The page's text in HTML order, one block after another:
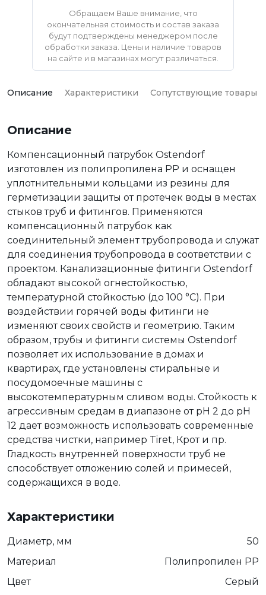
Обращаем Ваше внимание, что
окончательная стоимость и состав заказа
будут подтверждены менеджером после
обработки заказа. Цены и наличие товаров
на сайте и в магазинах могут различаться.
Описание Характеристики Сопутствующие товары
Описание
Компенсационный патрубок Ostendorf
изготовлен из полипропилена PP и оснащен
уплотнительными кольцами из резины для
герметизации защиты от протечек воды в местах
стыков труб и фитингов. Применяются
компенсационный патрубок как
соединительный элемент трубопровода и служат
для соединения трубопровода в соответствии с
проектом. Канализационные фитинги Ostendorf
обладают высокой огнестойкостью,
температурной стойкостью (до 100 °C). При
воздействии горячей воды фитинги не
изменяют своих свойств и геометрию. Таким
образом, трубы и фитинги системы Ostendorf
позволяет их использование в домах и
квартирах, где установлены стиральные и
посудомоечные машины с
высокотемпературным сливом воды. Стойкость к
агрессивным средам в диапазоне от pH 2 до pH
12 дает возможность использовать современные
средства чистки, например Tiret, Крот и пр.
Гладкость внутренней поверхности труб не
способствует отложению солей и примесей,
содержащихся в воде.
Характеристики
Диаметр, мм
50
Материал
Полипропилен РР
Цвет
Серый